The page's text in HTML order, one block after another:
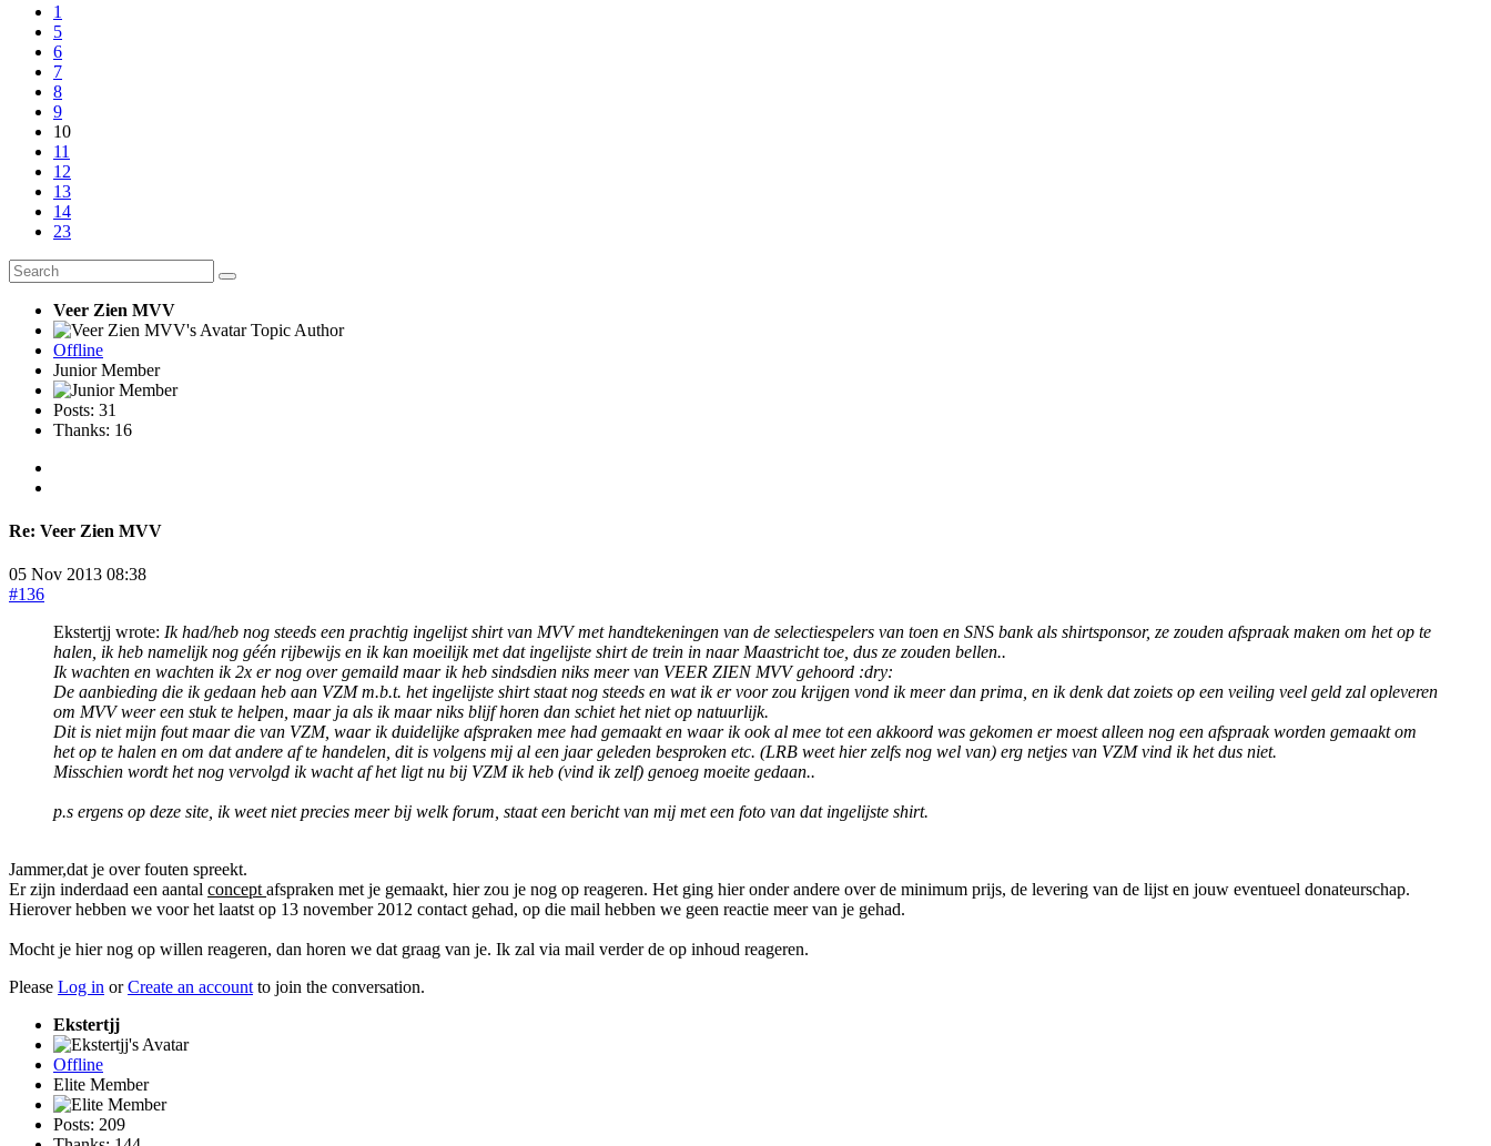
1
5
6
7
8
9
10
11
12
13
14
23
Veer Zien MVV
Topic Author
Offline
Junior Member
Posts: 31
Thanks: 16
Re: Veer Zien MVV
05 Nov 2013 08:38
#136
Ekstertjj wrote: Ik had/heb nog steeds een prachtig ingelijst shirt van MVV met handtekeningen van de selectiespelers van toen en SNS bank als shirtsponsor, ze zouden afspraak maken om het op te
halen, ik heb namelijk nog géén rijbewijs en ik kan moeilijk met dat ingelijste shirt de trein in naar Maastricht toe, dus ze zouden bellen..
Ik wachten en wachten ik 2x er nog over gemaild maar ik heb sindsdien niks meer van VEER ZIEN MVV gehoord :dry:
De aanbieding die ik gedaan heb aan VZM m.b.t. het ingelijste shirt staat nog steeds en wat ik er voor zou krijgen vond ik meer dan prima, en ik denk dat zoiets op een veiling veel geld zal opleveren
om MVV weer een stuk te helpen, maar ja als ik maar niks blijf horen dan schiet het niet op natuurlijk.
Dit is niet mijn fout maar die van VZM, waar ik duidelijke afspraken mee had gemaakt en waar ik ook al mee tot een akkoord was gekomen er moest alleen nog een afspraak worden gemaakt om
het op te halen en om dat andere af te handelen, dit is volgens mij al een jaar geleden besproken etc. (LRB weet hier zelfs nog wel van) erg netjes van VZM vind ik het dus niet.
Misschien wordt het nog vervolgd ik wacht af het ligt nu bij VZM ik heb (vind ik zelf) genoeg moeite gedaan..
p.s ergens op deze site, ik weet niet precies meer bij welk forum, staat een bericht van mij met een foto van dat ingelijste shirt.
Jammer,dat je over fouten spreekt.
Er zijn inderdaad een aantal concept afspraken met je gemaakt, hier zou je nog op reageren. Het ging hier onder andere over de minimum prijs, de levering van de lijst en jouw eventueel donateurschap.
Hierover hebben we voor het laatst op 13 november 2012 contact gehad, op die mail hebben we geen reactie meer van je gehad.
Mocht je hier nog op willen reageren, dan horen we dat graag van je. Ik zal via mail verder de op inhoud reageren.
Please Log in orCreate an account to join the conversation.
Ekstertjj
Offline
Elite Member
Posts: 209